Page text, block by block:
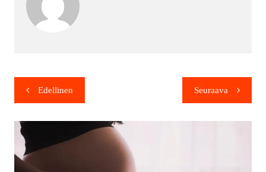
Edellinen Seuraava